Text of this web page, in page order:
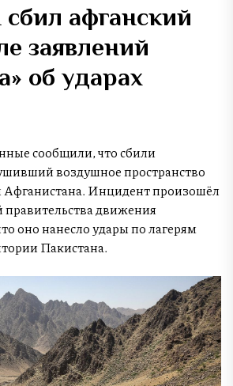
афганский
заявлений
об ударах
сообщили, что сбили
воздушное пространство
Афганистана. Инцидент произошёл
правительства движения
оно нанесло удары по лагерям
Пакистана.